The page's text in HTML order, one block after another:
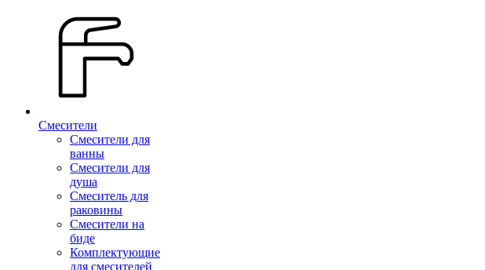
Смесители
Смесители для
ванны
Смесители для
душа
Смеситель для
раковины
Смесители на
биде
Комплектующие
для смесителей